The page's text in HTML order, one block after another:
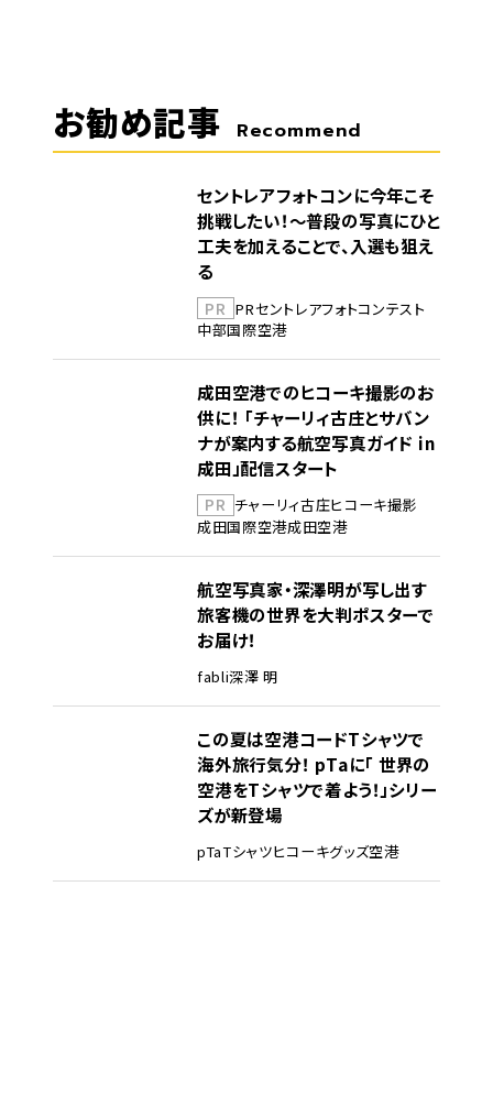
お勧め記事 Recommend
セントレアフォトコンに今年こそ
挑戦したい！～普段の写真にひと
工夫を加えることで、入選も狙え
る
PR PRセントレアフォトコンテスト
中部国際空港
成田空港でのヒコーキ撮影のお
供に！ 「チャーリィ古庄とサバン
ナが案内する航空写真ガイド in
成田」配信スタート
PR チャーリィ古庄ヒコーキ撮影
成田国際空港成田空港
航空写真家・深澤明が写し出す
旅客機の世界を大判ポスターで
お届け！
fabli深澤 明
この夏は空港コードTシャツで
海外旅行気分！ pTaに「 世界の
空港をTシャツで着よう！」シリー
ズが新登場
pTaTシャツヒコーキグッズ空港